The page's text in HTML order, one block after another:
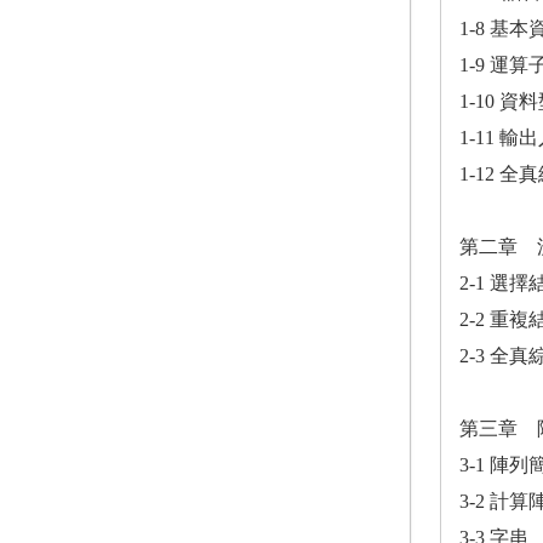
1-8 基本
1-9 運算
1-10 資
1-11 輸
1-12 全
第二章
2-1 選擇
2-2 重複
2-3 全真
第三章
3-1 陣列
3-2 計算
3-3 字串